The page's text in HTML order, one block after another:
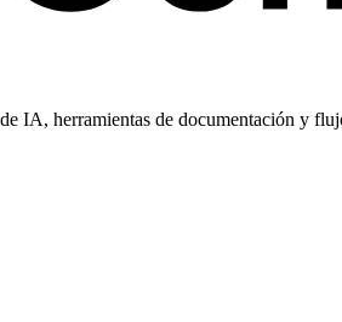
herramientas de documentación y